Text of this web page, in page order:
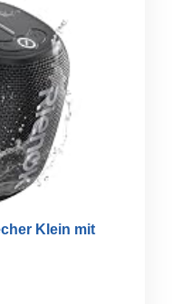
Klein mit